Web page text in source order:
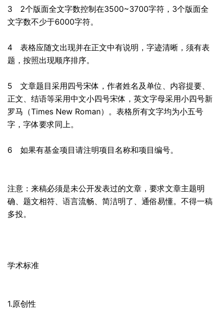
3 2个版面全文字数控制在3500~3700字符，3个版面全
文字数不少于6000字符。
4 表格应随文出现并在正文中有说明，字迹清晰，须有表
题，按照出现顺序排序。
5 文章题目采用四号宋体，作者姓名及单位、内容提要、
正文、结语等采用中文小四号宋体，英文字母采用小四号新
罗马（Times New Roman）。表格所有文字均为小五号
字，字体要求同上。
6 如果有基金项目请注明项目名称和项目编号。
注意：来稿必须是未公开发表过的文章，要求文章主题明
确、题文相符、语言流畅、简洁明了、通俗易懂。不得一稿
多投。
学术标准
1.原创性